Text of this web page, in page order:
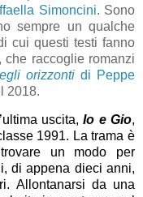
Simoncini. Sono
sempre un qualche
cui questi testi fanno
che raccoglie romanzi
orizzonti di Peppe
2018.
uscita,Io e Gio,
1991. La trama è
un modo per
di appena dieci anni,
Allontanarsi da una